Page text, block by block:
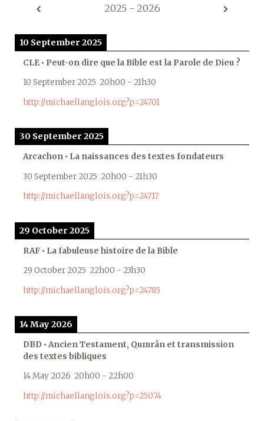
2025 - 2026
10 September 2025
CLE • Peut-on dire que la Bible est la Parole de Dieu ?
10 September 2025 20h00 - 21h30
http://michaellanglois.org?p=24701
30 September 2025
Arcachon • La naissances des textes fondateurs
30 September 2025 20h00 - 21h30
http://michaellanglois.org?p=24717
29 October 2025
RAF • La fabuleuse histoire de la Bible
29 October 2025 22h00 - 23h30
http://michaellanglois.org?p=24785
14 May 2026
DBD • Ancien Testament, Qumrân et transmission
des textes bibliques
14 May 2026 20h00 - 22h00
http://michaellanglois.org?p=25074